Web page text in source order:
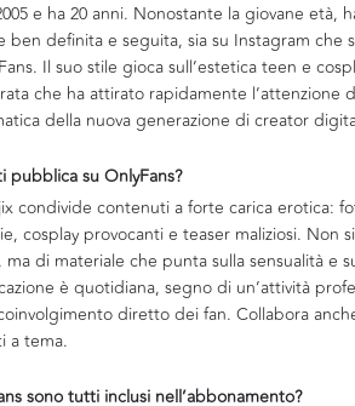
e ha 20 anni. Nonostante la giovane età,
ben definita e seguita, sia su Instagram che
Il suo stile gioca sull’estetica teen e
che ha attirato rapidamente l’attenzione
della nuova generazione di creator
su OnlyFans?
condivide contenuti a forte carica erotica:
cosplay provocanti e teaser maliziosi. Non
di materiale che punta sulla sensualità e
è quotidiana, segno di un’attività
diretto dei fan. Collabora
a tema.
sono tutti inclusi nell’abbonamento?